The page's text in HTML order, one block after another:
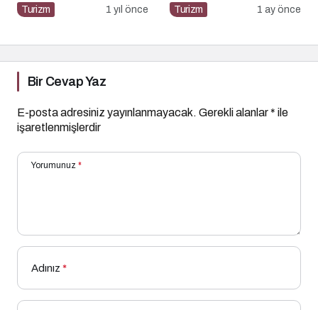
Turizm 1 yıl önce
Uzanan Başarı Hikâyesi
Turizm 1 ay önce
Bir Cevap Yaz
E-posta adresiniz yayınlanmayacak. Gerekli alanlar* ile
işaretlenmişlerdir
Yorumunuz *
Adınız *